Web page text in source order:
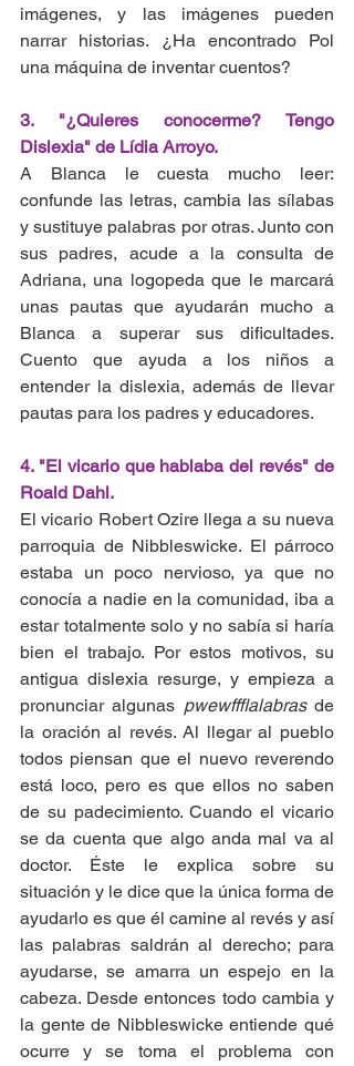
imágenes, y las imágenes pueden
narrar historias. ¿Ha encontrado Pol
una máquina de inventar cuentos?
3. "¿Quieres conocerme? Tengo
Dislexia" de Lídia Arroyo.
A Blanca le cuesta mucho leer:
confunde las letras, cambia las sílabas
y sustituye palabras por otras. Junto con
sus padres, acude a la consulta de
Adriana, una logopeda que le marcará
unas pautas que ayudarán mucho a
Blanca a superar sus dificultades.
Cuento que ayuda a los niños a
entender la dislexia, además de llevar
pautas para los padres y educadores.
4. "El vicario que hablaba del revés" de
Roald Dahl.
El vicario Robert Ozire llega a su nueva
parroquia de Nibbleswicke. El párroco
estaba un poco nervioso, ya que no
conocía a nadie en la comunidad, iba a
estar totalmente solo y no sabía si haría
bien el trabajo. Por estos motivos, su
antigua dislexia resurge, y empieza a
pronunciar algunas pwewffflalabras de
la oración al revés. Al llegar al pueblo
todos piensan que el nuevo reverendo
está loco, pero es que ellos no saben
de su padecimiento. Cuando el vicario
se da cuenta que algo anda mal va al
doctor. Éste le explica sobre su
situación y le dice que la única forma de
ayudarlo es que él camine al revés y así
las palabras saldrán al derecho; para
ayudarse, se amarra un espejo en la
cabeza. Desde entonces todo cambia y
la gente de Nibbleswicke entiende qué
ocurre y se toma el problema con